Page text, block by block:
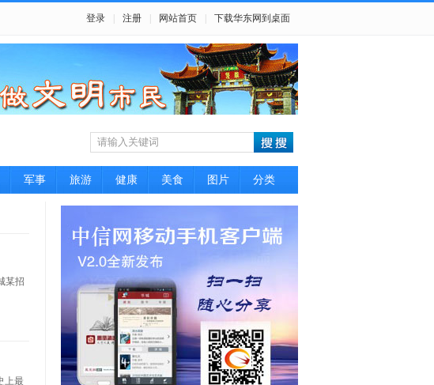
登录 注册 网站首页 下载华东网到桌面
军事 旅游 健康 美食 图片 分类
某招
上最